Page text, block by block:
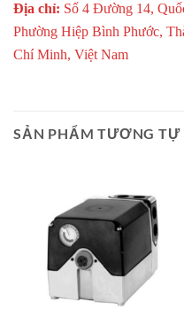
Địa chỉ: Số 4 Đường 14,
Phường Hiệp Bình Phước,
Chí Minh, Việt Nam
SẢN PHẨM TƯƠNG TỰ